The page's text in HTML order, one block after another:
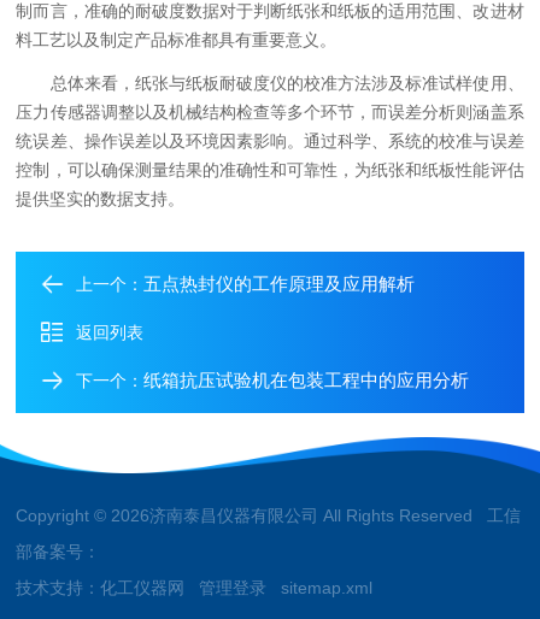
制而言，准确的耐破度数据对于判断纸张和纸板的适用范围、改进材
料工艺以及制定产品标准都具有重要意义。
总体来看，纸张与纸板耐破度仪的校准方法涉及标准试样使用、
压力传感器调整以及机械结构检查等多个环节，而误差分析则涵盖系
统误差、操作误差以及环境因素影响。通过科学、系统的校准与误差
控制，可以确保测量结果的准确性和可靠性，为纸张和纸板性能评估
提供坚实的数据支持。
上一个： 五点热封仪的工作原理及应用解析
返回列表
下一个：纸箱抗压试验机在包装工程中的应用分析
Copyright © 2026济南泰昌仪器有限公司 All Rights Reserved 工信
部备案号：
技术支持：化工仪器网 管理登录 sitemap.xml